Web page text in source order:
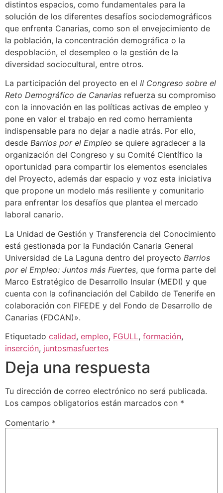
distintos espacios, como fundamentales para la
solución de los diferentes desafíos sociodemográficos
que enfrenta Canarias, como son el envejecimiento de
la población, la concentración demográfica o la
despoblación, el desempleo o la gestión de la
diversidad sociocultural, entre otros.
La participación del proyecto en el II Congreso sobre el
Reto Demográfico de Canarias refuerza su compromiso
con la innovación en las políticas activas de empleo y
pone en valor el trabajo en red como herramienta
indispensable para no dejar a nadie atrás. Por ello,
desde Barrios por el Empleo se quiere agradecer a la
organización del Congreso y su Comité Científico la
oportunidad para compartir los elementos esenciales
del Proyecto, además dar espacio y voz esta iniciativa
que propone un modelo más resiliente y comunitario
para enfrentar los desafíos que plantea el mercado
laboral canario.
La Unidad de Gestión y Transferencia del Conocimiento
está gestionada por la Fundación Canaria General
Universidad de La Laguna dentro del proyecto Barrios
por el Empleo: Juntos más Fuertes, que forma parte del
Marco Estratégico de Desarrollo Insular (MEDI) y que
cuenta con la cofinanciación del Cabildo de Tenerife en
colaboración con FIFEDE y del Fondo de Desarrollo de
Canarias (FDCAN)».
Etiquetado calidad, empleo, FGULL, formación,
inserción, juntosmasfuertes
Deja una respuesta
Tu dirección de correo electrónico no será publicada.
Los campos obligatorios están marcados con *
Comentario *